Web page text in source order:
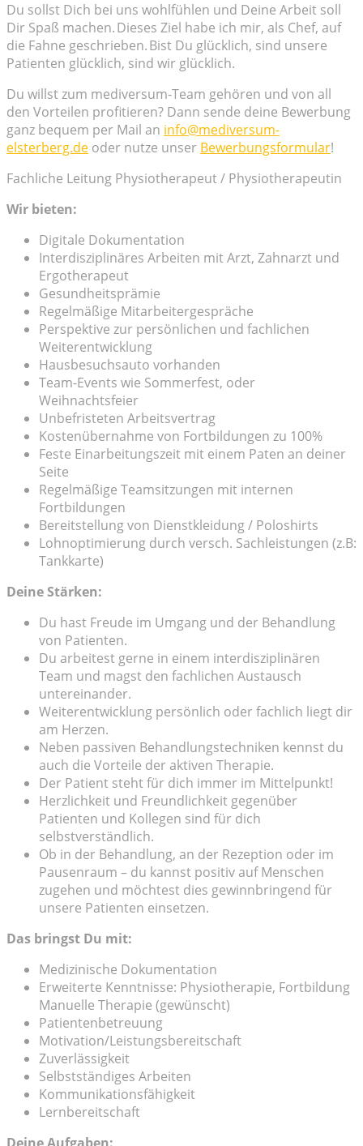
Du sollst Dich bei uns wohlfühlen und Deine Arbeit soll
Dir Spaß machen. Dieses Ziel habe ich mir, als Chef, auf
die Fahne geschrieben. Bist Du glücklich, sind unsere
Patienten glücklich, sind wir glücklich.
Du willst zum mediversum-Team gehören und von all
den Vorteilen profitieren? Dann sende deine Bewerbung
ganz bequem per Mail an info@mediversum-
elsterberg.de oder nutze unser Bewerbungsformular!
Fachliche Leitung Physiotherapeut / Physiotherapeutin
Wir bieten:
Digitale Dokumentation
Interdisziplinäres Arbeiten mit Arzt, Zahnarzt und
Ergotherapeut
Gesundheitsprämie
Regelmäßige Mitarbeitergespräche
Perspektive zur persönlichen und fachlichen
Weiterentwicklung
Hausbesuchsauto vorhanden
Team-Events wie Sommerfest, oder
Weihnachtsfeier
Unbefristeten Arbeitsvertrag
Kostenübernahme von Fortbildungen zu 100%
Feste Einarbeitungszeit mit einem Paten an deiner
Seite
Regelmäßige Teamsitzungen mit internen
Fortbildungen
Bereitstellung von Dienstkleidung / Poloshirts
Lohnoptimierung durch versch. Sachleistungen (z.B:
Tankkarte)
Deine Stärken:
Du hast Freude im Umgang und der Behandlung
von Patienten.
Du arbeitest gerne in einem interdisziplinären
Team und magst den fachlichen Austausch
untereinander.
Weiterentwicklung persönlich oder fachlich liegt dir
am Herzen.
Neben passiven Behandlungstechniken kennst du
auch die Vorteile der aktiven Therapie.
Der Patient steht für dich immer im Mittelpunkt!
Herzlichkeit und Freundlichkeit gegenüber
Patienten und Kollegen sind für dich
selbstverständlich.
Ob in der Behandlung, an der Rezeption oder im
Pausenraum – du kannst positiv auf Menschen
zugehen und möchtest dies gewinnbringend für
unsere Patienten einsetzen.
Das bringst Du mit:
Medizinische Dokumentation
Erweiterte Kenntnisse: Physiotherapie, Fortbildung
Manuelle Therapie (gewünscht)
Patientenbetreuung
Motivation/Leistungsbereitschaft
Zuverlässigkeit
Selbstständiges Arbeiten
Kommunikationsfähigkeit
Lernbereitschaft